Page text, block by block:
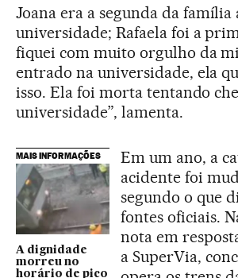
Joana era a segunda da família
universidade; Rafaela foi a
fiquei com muito orgulho da
entrado na universidade, ela
isso. Ela foi morta tentando
universidade”, lamenta.
MAIS INFORMAÇÕES
A dignidade
morreu no
horário de pico
Em um ano, a
acidente foi
segundo o que
fontes oficiais.
nota em
a SuperVia,